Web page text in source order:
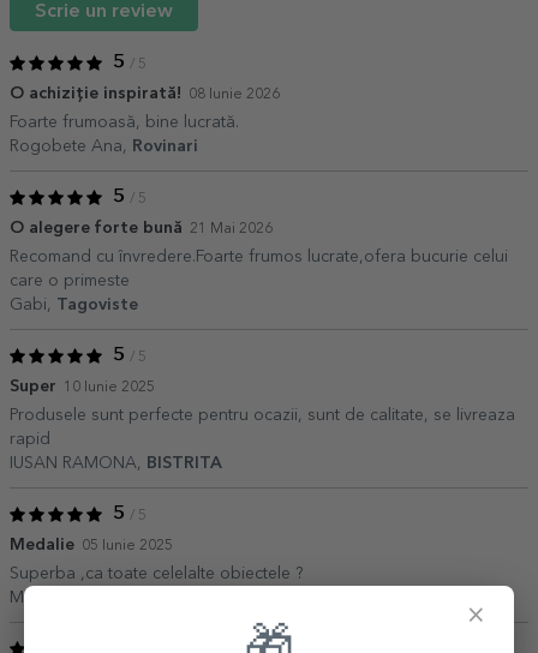
Scrie un review
5 / 5
O achiziție inspirată! 08 Iunie 2026
Foarte frumoasă, bine lucrată.
Rogobete Ana,
Rovinari
5 / 5
O alegere forte bună 21 Mai 2026
Recomand cu învredere.Foarte frumos lucrate,ofera bucurie celui
care o primeste
Gabi, Tagoviste
5 / 5
Super 10 Iunie 2025
Produsele sunt perfecte pentru ocazii, sunt de calitate, se livreaza
rapid
IUSAN RAMONA,
BISTRITA
5 / 5
Medalie 05 Iunie 2025
Superba ,ca toate celelalte obiectele ?
Mihaela,
×